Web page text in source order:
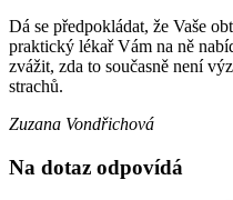
Dá se předpokládat, že Vaše
praktický lékař Vám na ně
zvážit, zda to současně není
strachů.
Zuzana Vondřichová
Na dotaz odpovídá